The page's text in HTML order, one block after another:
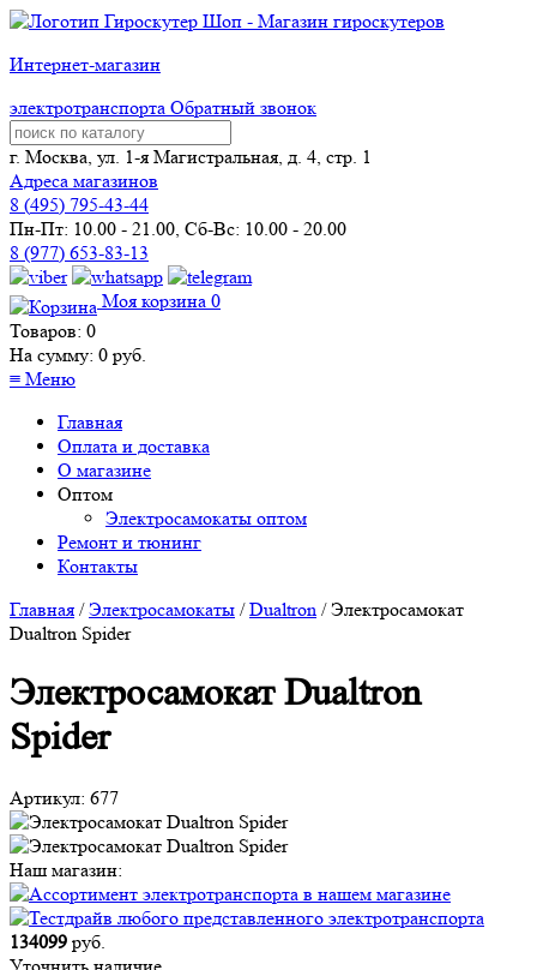
Интернет-магазин
электротранспорта Обратный звонок
г. Москва, ул. 1-я Магистральная, д. 4, стр. 1
Адреса магазинов
8 (495) 795-43-44
Пн-Пт: 10.00 - 21.00, Сб-Вс: 10.00 - 20.00
8 (977) 653-83-13
Моя корзина 0
Товаров: 0
На сумму: 0 руб.
≡ Меню
Главная
Оплата и доставка
О магазине
Оптом
Электросамокаты оптом
Ремонт и тюнинг
Контакты
Главная /Электросамокаты /Dualtron /Электросамокат
Dualtron Spider
Электросамокат Dualtron
Spider
Артикул: 677
Наш магазин:
134099 руб.